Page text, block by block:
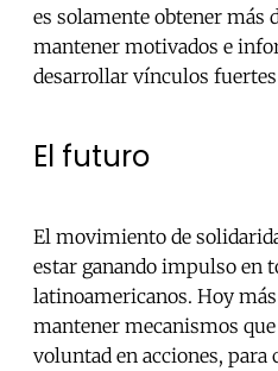
es solamente obtener más
mantener motivados e
desarrollar vínculos fuertes
El futuro
El movimiento de
estar ganando impulso en
latinoamericanos. Hoy
mantener mecanismos
voluntad en acciones, para